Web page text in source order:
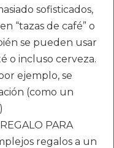
sofisticados,
“tazas de café” o
se pueden usar
o incluso cerveza.
ejemplo, se
(como un
PARA
regalos a un